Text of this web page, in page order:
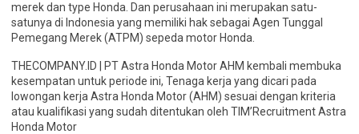
merek dan type Honda. Dan perusahaan ini merupakan satu-
satunya di Indonesia yang memiliki hak sebagai Agen Tunggal
Pemegang Merek (ATPM) sepeda motor Honda.
THECOMPANY.ID | PT Astra Honda Motor AHM kembali membuka
kesempatan untuk periode ini, Tenaga kerja yang dicari pada
lowongan kerja Astra Honda Motor (AHM) sesuai dengan kriteria
atau kualifikasi yang sudah ditentukan oleh TIM’Recruitment Astra
Honda Motor